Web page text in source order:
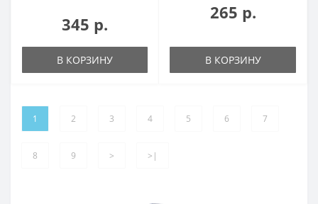
345 р.
В КОРЗИНУ
265 р.
В КОРЗИНУ
1 2 3 4 5 6 7
8 9 > >|